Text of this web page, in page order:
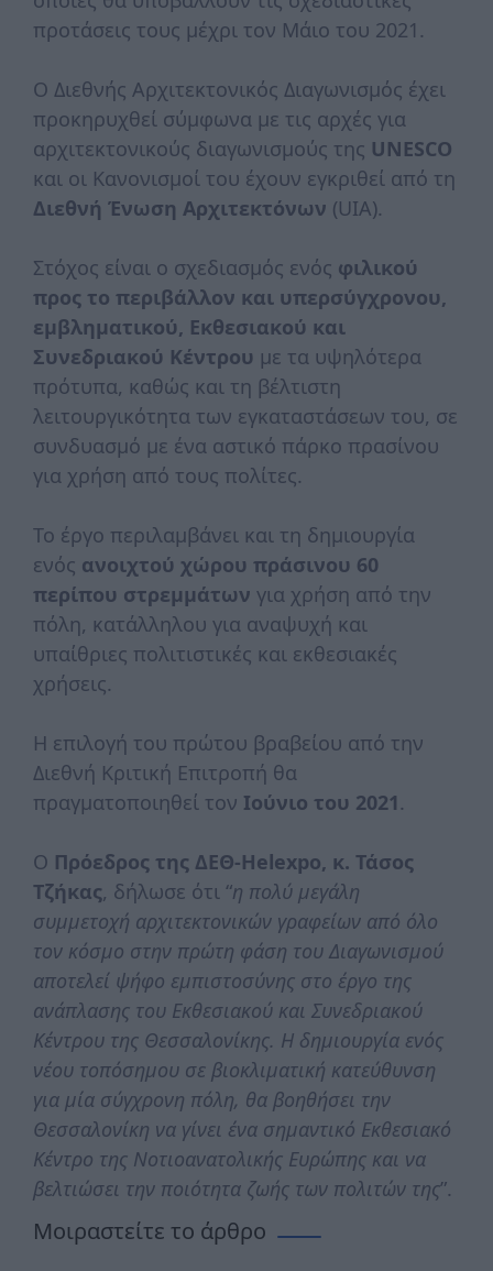
προτάσεις τους μέχρι τον Μάιο του 2021.
Ο Διεθνής Αρχιτεκτονικός Διαγωνισμός έχει
προκηρυχθεί σύμφωνα με τις αρχές για
αρχιτεκτονικούς διαγωνισμούς της UNESCΟ
και οι Κανονισμοί του έχουν εγκριθεί από τη
Διεθνή Ένωση Αρχιτεκτόνων (UIA).
Στόχος είναι ο σχεδιασμός ενός φιλικού
προς το περιβάλλον και υπερσύγχρονου,
εμβληματικού, Εκθεσιακού και
Συνεδριακού Κέντρου με τα υψηλότερα
πρότυπα, καθώς και τη βέλτιστη
λειτουργικότητα των εγκαταστάσεων του, σε
συνδυασμό με ένα αστικό πάρκο πρασίνου
για χρήση από τους πολίτες.
Το έργο περιλαμβάνει και τη δημιουργία
ενός ανοιχτού χώρου πράσινου 60
περίπου στρεμμάτων για χρήση από την
πόλη, κατάλληλου για αναψυχή και
υπαίθριες πολιτιστικές και εκθεσιακές
χρήσεις.
Η επιλογή του πρώτου βραβείου από την
Διεθνή Κριτική Επιτροπή θα
πραγματοποιηθεί τον Ιούνιο του 2021 .
Ο Πρόεδρος της ΔΕΘ-Helexpo, κ. Τάσος
Τζήκας, δήλωσε ότι “η πολύ μεγάλη
συμμετοχή αρχιτεκτονικών γραφείων από όλο
τον κόσμο στην πρώτη φάση του Διαγωνισμού
αποτελεί ψήφο εμπιστοσύνης στο έργο της
ανάπλασης του Εκθεσιακού και Συνεδριακού
Κέντρου της Θεσσαλονίκης. Η δημιουργία ενός
νέου τοπόσημου σε βιοκλιματική κατεύθυνση
για μία σύγχρονη πόλη, θα βοηθήσει την
Θεσσαλονίκη να γίνει ένα σημαντικό Εκθεσιακό
Κέντρο της Νοτιοανατολικής Ευρώπης και να
βελτιώσει την ποιότητα ζωής των πολιτών της”.
Μοιραστείτε το άρθρο